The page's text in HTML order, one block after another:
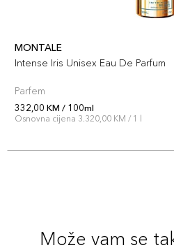
MONTALE
Intense Iris Unisex Eau De Parfum
Parfem
332,00 KM / 100ml
Osnovna cijena 3.320,00 KM / 1 l
Može vam se